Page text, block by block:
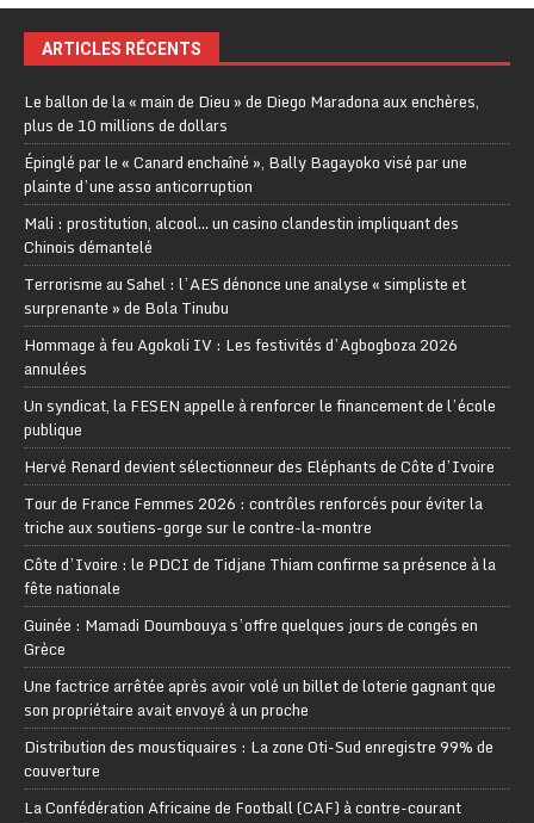
ARTICLES RÉCENTS
Le ballon de la « main de Dieu » de Diego Maradona aux enchères,
plus de 10 millions de dollars
Épinglé par le « Canard enchaîné », Bally Bagayoko visé par une
plainte d’une asso anticorruption
Mali : prostitution, alcool… un casino clandestin impliquant des
Chinois démantelé
Terrorisme au Sahel : l’AES dénonce une analyse « simpliste et
surprenante » de Bola Tinubu
Hommage à feu Agokoli IV : Les festivités d’Agbogboza 2026
annulées
Un syndicat, la FESEN appelle à renforcer le financement de l’école
publique
Hervé Renard devient sélectionneur des Eléphants de Côte d’Ivoire
Tour de France Femmes 2026 : contrôles renforcés pour éviter la
triche aux soutiens-gorge sur le contre-la-montre
Côte d’Ivoire : le PDCI de Tidjane Thiam confirme sa présence à la
fête nationale
Guinée : Mamadi Doumbouya s’offre quelques jours de congés en
Grèce
Une factrice arrêtée après avoir volé un billet de loterie gagnant que
son propriétaire avait envoyé à un proche
Distribution des moustiquaires : La zone Oti-Sud enregistre 99% de
couverture
La Confédération Africaine de Football (CAF) à contre-courant